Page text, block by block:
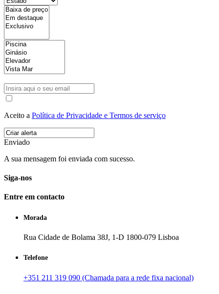
Aceito a Política de Privacidade e Termos de serviço
Enviado
A sua mensagem foi enviada com sucesso.
Siga-nos
Entre em contacto
Morada
Rua Cidade de Bolama 38J, 1-D 1800-079 Lisboa
Telefone
+351 211 319 090 (Chamada para a rede fixa nacional)